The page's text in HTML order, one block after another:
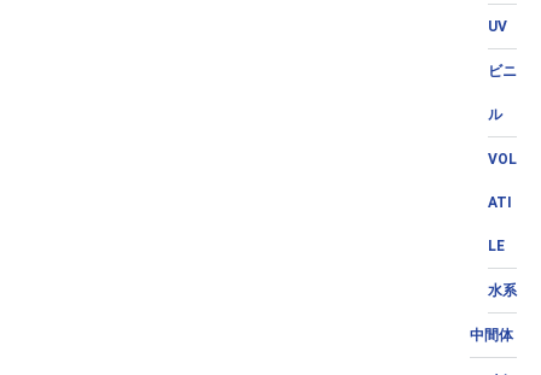
UV
ビニ
ル
VOL
ATI
LE
水系
中間体